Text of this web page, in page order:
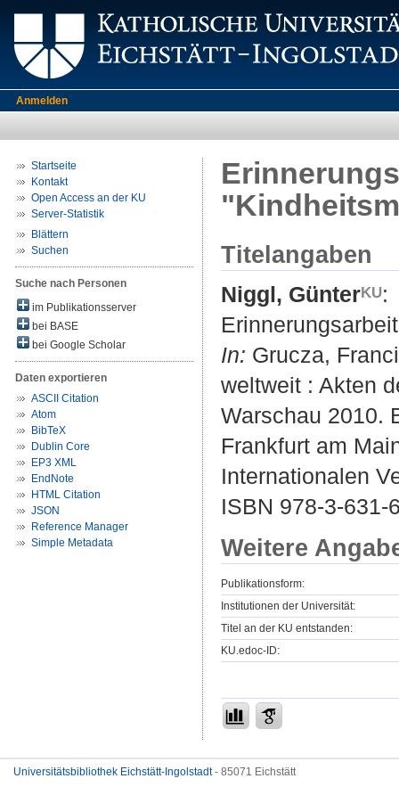
Anmelden
Startseite
Kontakt
Open Access an der KU
Server-Statistik
Blättern
Suchen
Suche nach Personen
im Publikationsserver
bei BASE
bei Google Scholar
Daten exportieren
ASCII Citation
Atom
BibTeX
Dublin Core
EP3 XML
EndNote
HTML Citation
JSON
Reference Manager
Simple Metadata
Titelangaben
Niggl, Günter
:
In: Grucza,
weltweit : Akten
Warschau 2010.
Frankfurt am
Internationalen
ISBN 978-3-631-
Weitere
Publikationsform:
Institutionen der Universität:
Titel an der KU entstanden:
KU.edoc-ID:
Universitätsbibliothek Eichstätt-Ingolstadt- 85071 Eichstätt